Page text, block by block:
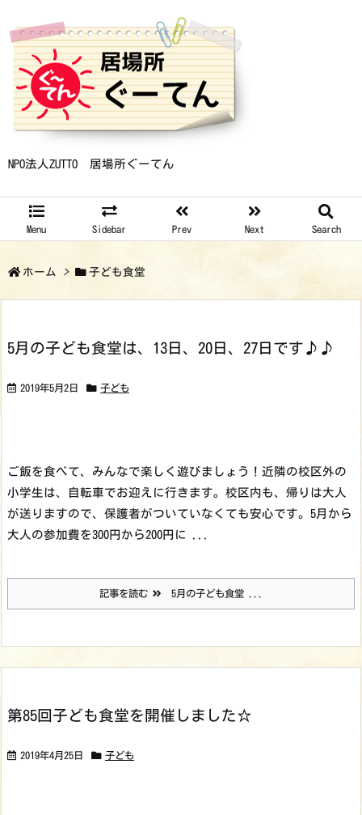
NPO法人ZUTTO 居場所ぐーてん
Menu Sidebar Prev Next Search
ホーム > 子ども食堂
5月の子ども食堂は、13日、20日、27日です♪♪
2019年5月2日 子ども
ご飯を食べて、みんなで楽しく遊びましょう！ 近隣の校区外の
小学生は、自転車でお迎えに行きます。校区内も、帰りは大人
が送りますので、保護者がついていなくても安心です。 5月から
大人の参加費を300円から200円に ...
記事を読む 5月の子ども食堂 ...
第85回子ども食堂を開催しました☆
2019年4月25日 子ども